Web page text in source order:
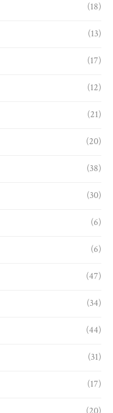
(18)
(13)
(17)
(12)
(21)
(20)
(38)
(30)
(6)
(6)
(47)
(34)
(44)
(31)
(17)